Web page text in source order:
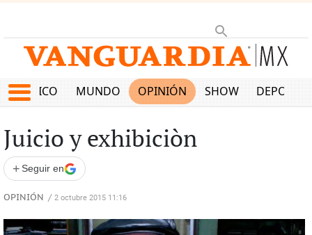
MÉXICO MUNDO OPINIÓN SHOW
Juicio y exhibiciòn
+ Seguir en
OPINIÓN / 2 octubre 2015 11:16